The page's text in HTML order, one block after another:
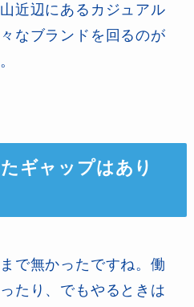
近辺にあるカジュアル
なブランドを回るのが
ギャップはあり
で無かったですね。働
たり、でもやるときは